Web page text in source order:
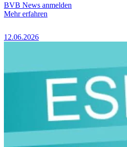
BVB News anmelden
Mehr erfahren
12.06.2026